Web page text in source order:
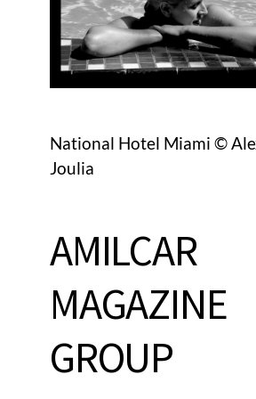
National Hotel Miami ©
Joulia
AMILCAR
MAGAZINE
GROUP